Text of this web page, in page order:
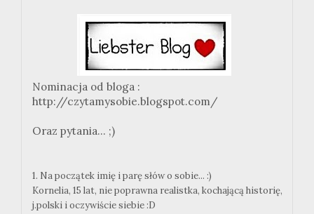
Nominacja od bloga :
http://czytamysobie.blogspot.com/
Oraz pytania... ;)
1. Na początek imię i parę słów o sobie... :)
Kornelia, 15 lat, nie poprawna realistka, kochającą historię,
j.polski i oczywiście siebie :D